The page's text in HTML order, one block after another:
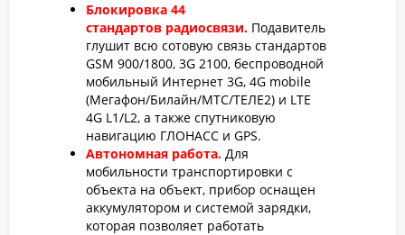
Блокировка 44
стандартов радиосвязи. Подавитель
глушит всю сотовую связь стандартов
GSM 900/1800, 3G 2100, беспроводной
мобильный Интернет 3G, 4G mobile
(Мегафон/Билайн/МТС/ТЕЛЕ2) и LTE
4G L1/L2, а также спутниковую
навигацию ГЛОНАСС и GPS.
Автономная работа. Для
мобильности транспортировки с
объекта на объект, прибор оснащен
аккумулятором и системой зарядки,
которая позволяет работать